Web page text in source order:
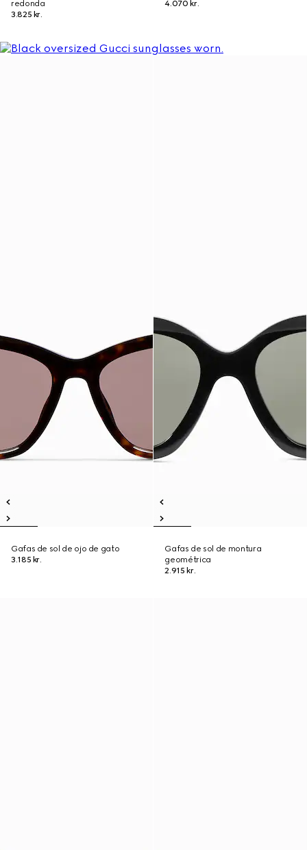
redonda
3.825 kr.
4.070 kr.
Gafas de sol de ojo de gato
3.185 kr.
Gafas de sol de montura
geométrica
2.915 kr.